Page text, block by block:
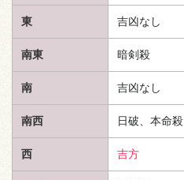
東 吉凶なし
南東 暗剣殺
南 吉凶なし
南西 日破、本命殺
西 吉方